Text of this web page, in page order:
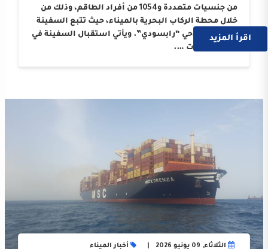
من جنسيات متعددة و1054 من أفراد الطاقم، وذلك من
خلال محطة الركاب البحرية بالميناء، حيث تتبع السفينة
الوكيل الملاحي “رابسودي”. ويأتي استقبال السفينة في
إطار النجاحات ….
اقرأ المزيد
الثلاثاء, 09 يونيو 2026 أخبار الميناء